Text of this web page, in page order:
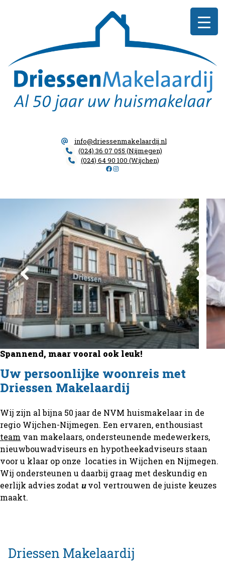
info@driessenmakelaardij.nl
(024) 36 07 055 (Nijmegen)
(024) 64 90 100 (Wijchen)
Facebook
Instagram
Driessen
Makelaardij
Spannend, maar vooral ook leuk!
Uw persoonlijke woonreis met
Driessen Makelaardij
Wij zijn al bijna 50 jaar de NVM huismakelaar in de
regio Wijchen-Nijmegen. Een ervaren, enthousiast
team van makelaars, ondersteunende medewerkers,
nieuwbouwadviseurs en hypotheekadviseurs staan
voor u klaar op onze locaties in Wijchen en Nijmegen.
Wij ondersteunen u daarbij graag met deskundig en
eerlijk advies zodat uvol vertrouwen de juiste keuzes
maakt.
Driessen Makelaardij